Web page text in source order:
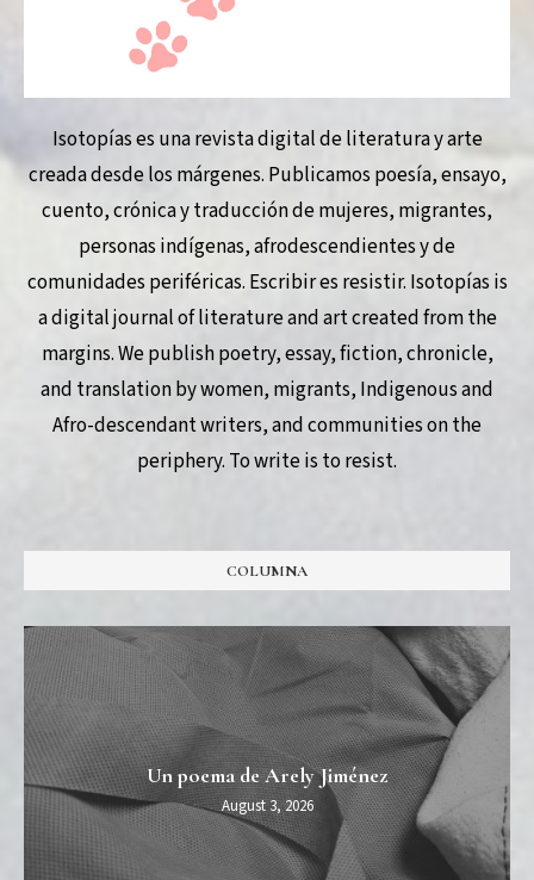
Isotopías es una revista digital de literatura y arte
creada desde los márgenes. Publicamos poesía, ensayo,
cuento, crónica y traducción de mujeres, migrantes,
personas indígenas, afrodescendientes y de
comunidades periféricas. Escribir es resistir. Isotopías is
a digital journal of literature and art created from the
margins. We publish poetry, essay, fiction, chronicle,
and translation by women, migrants, Indigenous and
Afro-descendant writers, and communities on the
periphery. To write is to resist.
COLUMNA
Un poema de Arely Jiménez
August 3, 2026